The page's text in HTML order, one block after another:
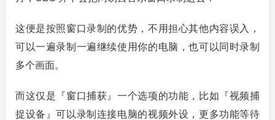
这便是按照窗口录制的优势，不用担心其他内容误入，
可以一遍录制一遍继续使用你的电脑，也可以同时录制
多个画面。
而这仅是『窗口捕获』一个选项的功能，比如『视频捕
捉设备』可以录制连接电脑的视频外设，更多功能等待